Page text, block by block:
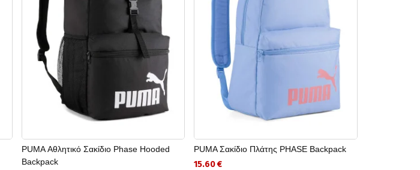
PUMA Αθλητικό Σακίδιο Phase Hooded
Backpack
PUMA Σακίδιο Πλάτης PHASE Backpack
15.60 €